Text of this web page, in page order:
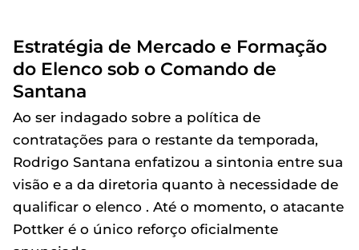
Estratégia de Mercado e Formação
do Elenco sob o Comando de
Santana
Ao ser indagado sobre a política de
contratações para o restante da temporada,
Rodrigo Santana enfatizou a sintonia entre sua
visão e a da diretoria quanto à necessidade de
qualificar o elenco . Até o momento, o atacante
Pottker é o único reforço oficialmente